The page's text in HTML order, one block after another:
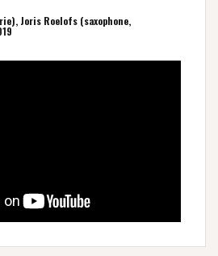
Joris Roelofs (saxophone,